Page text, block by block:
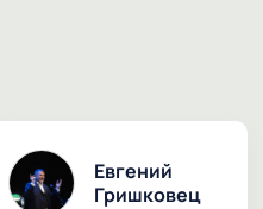
Евгений
Гришковец